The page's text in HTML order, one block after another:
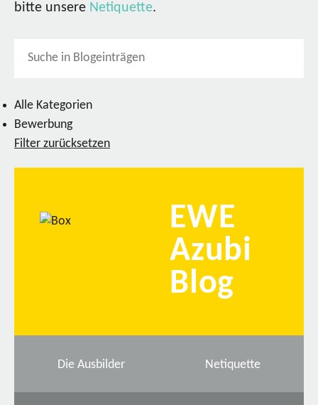
bitte unsere Netiquette.
Alle Kategorien
Bewerbung
Filter zurücksetzen
EWE
Azubi
Blog
Die Ausbilder Netiquette